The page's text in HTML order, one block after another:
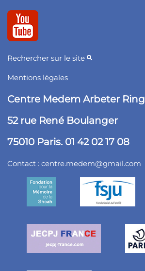
Rechercher sur le site
Mentions légales
Centre Medem Arbeter Ring
52 rue René Boulanger
75010 Paris. 01 42 02 17 08
Contact : centre.medem@gmail.com